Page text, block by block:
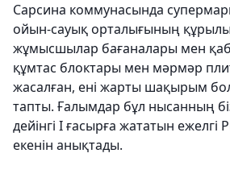
Сарсина коммунасында
ойын-сауық орталығының
жұмысшылар бағаналары мен
құмтас блоктары мен мәрмәр
жасалған, ені жарты шақырым
тапты. Ғалымдар бұл нысанның
дейінгі I ғасырға жататын ежелгі
екенін анықтады.